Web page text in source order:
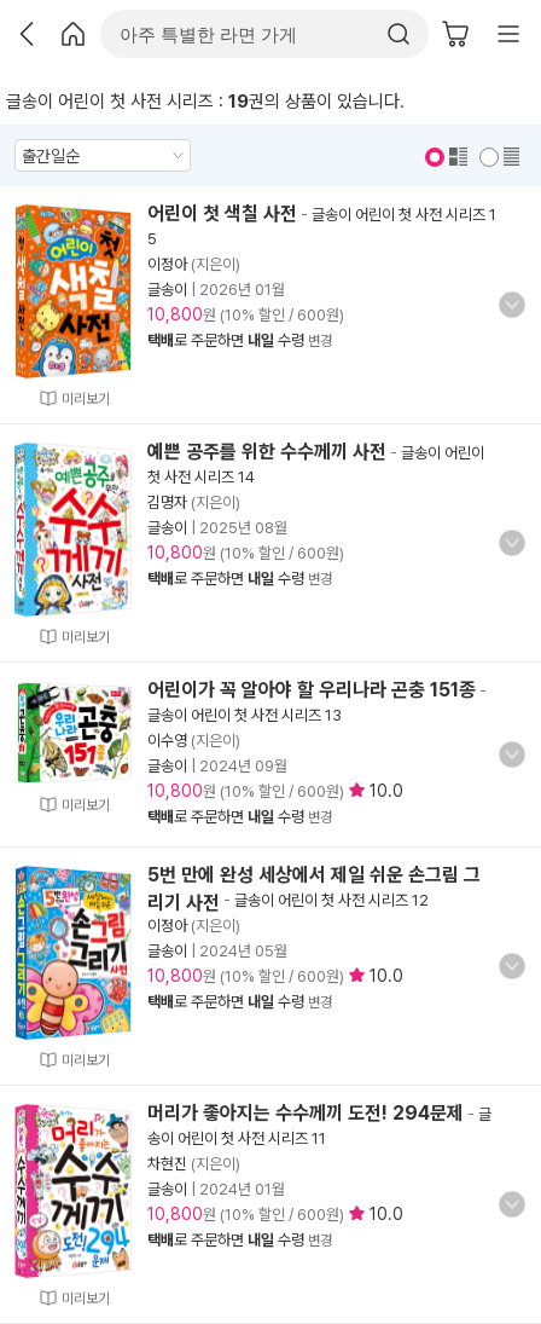
글송이 어린이 첫 사전 시리즈 : 19권의 상품이 있습니다.
미리보기
어린이 첫 색칠 사전 - 글송이 어린이 첫 사전 시리즈 1
5
이정아(지은이)
글송이
2026년 01월
10,800원 (10% 할인 / 600원)
택배로 주문하면 내일 수령 변경
미리보기
예쁜 공주를 위한 수수께끼 사전 - 글송이 어린이
첫 사전 시리즈 14
김명자 (지은이)
글송이
2025년 08월
10,800원 (10% 할인 / 600원)
택배로 주문하면 내일 수령 변경
미리보기
어린이가 꼭 알아야 할 우리나라 곤충 151종 -
글송이 어린이 첫 사전 시리즈 13
이수영 (지은이)
글송이
2024년 09월
10,800원 (10% 할인 / 600원) 10.0
택배로 주문하면 내일 수령 변경
미리보기
5번 만에 완성 세상에서 제일 쉬운 손그림 그
리기 사전 - 글송이 어린이 첫 사전 시리즈 12
이정아(지은이)
글송이
2024년 05월
10,800원 (10% 할인 / 600원) 10.0
택배로 주문하면 내일 수령 변경
미리보기
머리가 좋아지는 수수께끼 도전! 294문제 - 글
송이 어린이 첫 사전 시리즈 11
차현진 (지은이)
글송이
2024년 01월
10,800원 (10% 할인 / 600원) 10.0
택배로 주문하면 내일 수령 변경